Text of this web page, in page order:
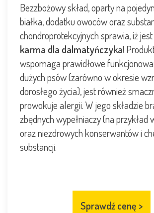
Bezzbożowy skład, oparty na
białka, dodatku owoców oraz
chondroprotekcyjnych sprawia, iż
karma dla dalmatyńczyka!
wspomaga prawidłowe
dużych psów (zarówno w okresie
dorosłego życia), jest również
prowokuje alergii. W jego składzie
zbędnych wypełniaczy (na przykład
oraz niezdrowych konserwantów i
substancji.
Sprawdź cenę >